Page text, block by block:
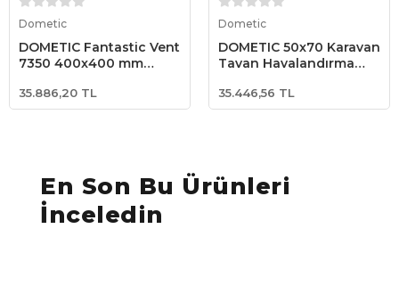
Dometic
DOMETIC Fantastic Vent
7350 400x400 mm
Çatı Havalandırması –
12V Fanlı Tavan
35.886,20 TL
Dometic
DOMETIC 50x70 Karavan
Tavan Havalandırma
35.446,56 TL
En Son Bu Ürünleri
İnceledin